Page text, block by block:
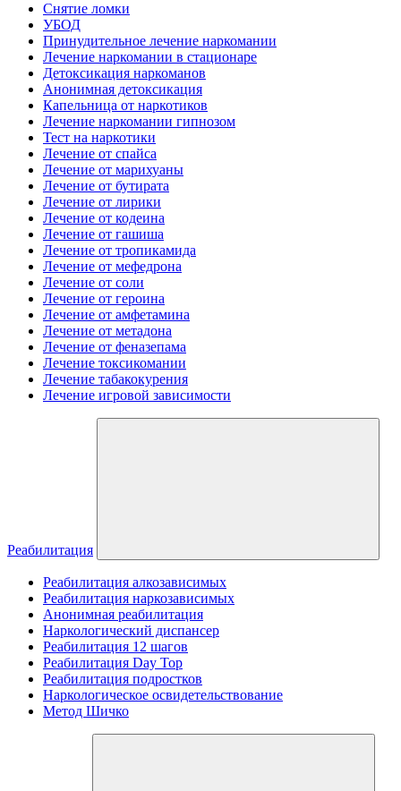
Снятие ломки
УБОД
Принудительное лечение наркомании
Лечение наркомании в стационаре
Детоксикация наркоманов
Анонимная детоксикация
Капельница от наркотиков
Лечение наркомании гипнозом
Тест на наркотики
Лечение от спайса
Лечение от марихуаны
Лечение от бутирата
Лечение от лирики
Лечение от кодеина
Лечение от гашиша
Лечение от тропикамида
Лечение от мефедрона
Лечение от соли
Лечение от героина
Лечение от амфетамина
Лечение от метадона
Лечение от феназепама
Лечение токсикомании
Лечение табакокурения
Лечение игровой зависимости
Реабилитация
Реабилитация алкозависимых
Реабилитация наркозависимых
Анонимная реабилитация
Наркологический диспансер
Реабилитация 12 шагов
Реабилитация Day Top
Реабилитация подростков
Наркологическое освидетельствование
Метод Шичко